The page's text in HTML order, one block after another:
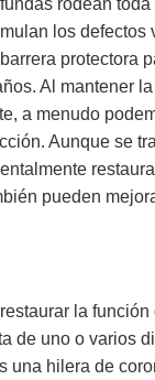
rodean toda
los defectos
protectora
Al mantener
a menudo
Aunque se
pueden
restaurar la
de uno o varios
una hilera de